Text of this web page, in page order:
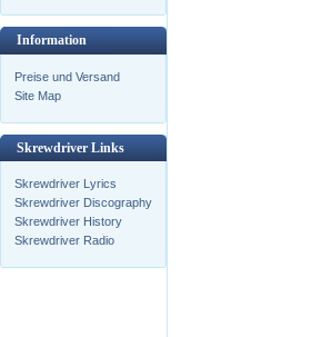
Information
Preise und Versand
Site Map
Skrewdriver Links
Skrewdriver Lyrics
Skrewdriver Discography
Skrewdriver History
Skrewdriver Radio